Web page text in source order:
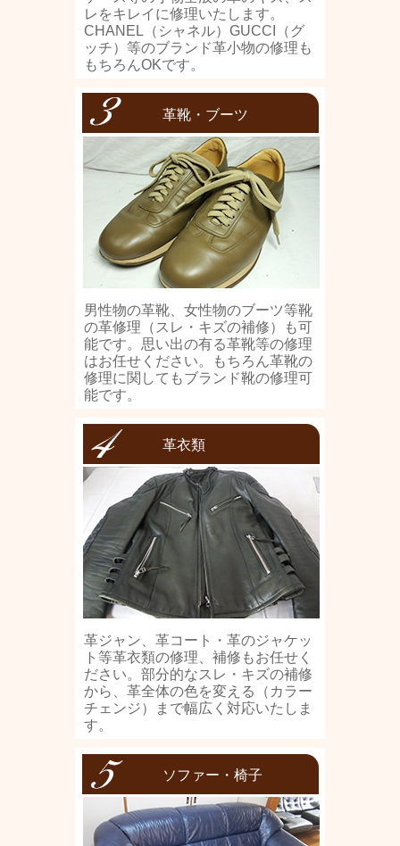
レをキレイに修理いたします。
CHANEL（シャネル）GUCCI（グ
ッチ）等のブランド革小物の修理も
もちろんOKです。
革靴・ブーツ
男性物の革靴、女性物のブーツ等靴
の革修理（スレ・キズの補修）も可
能です。思い出の有る革靴等の修理
はお任せください。もちろん革靴の
修理に関してもブランド靴の修理可
能です。
革衣類
革ジャン、革コート・革のジャケッ
ト等革衣類の修理、補修もお任せく
ださい。部分的なスレ・キズの補修
から、革全体の色を変える（カラー
チェンジ）まで幅広く対応いたしま
す。
ソファー・椅子